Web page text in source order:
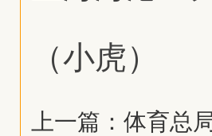
（小虎）
上一篇： 体育总